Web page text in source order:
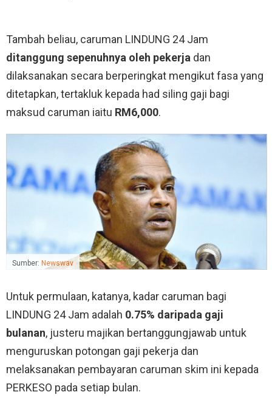
Tambah beliau, caruman LINDUNG 24 Jam
ditanggung sepenuhnya oleh pekerja dan
dilaksanakan secara berperingkat mengikut fasa yang
ditetapkan, tertakluk kepada had siling gaji bagi
maksud caruman iaitu RM6,000.
Sumber: Newswav
Untuk permulaan, katanya, kadar caruman bagi
LINDUNG 24 Jam adalah 0.75% daripada gaji
bulanan, justeru majikan bertanggungjawab untuk
menguruskan potongan gaji pekerja dan
melaksanakan pembayaran caruman skim ini kepada
PERKESO pada setiap bulan.